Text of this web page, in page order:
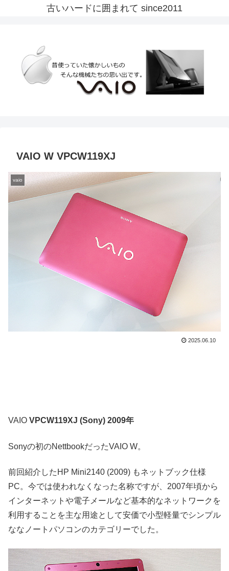
古いハードに囲まれて since2011
VAIO W VPCW119XJ
vaio
2025.06.10
VAIO VPCW119XJ (Sony) 2009年
Sonyの初のNettbookだったVAIO W。
前回紹介したHP Mini2140 (2009) もネットブック仕様
PC。今では使われなくなった名称ですが、2007年頃から
インターネットや電子メールなど基本的なネットワークを
利用することを主な用途として安価で小型軽量でシンプル
ななノートパソコンのカテゴリーでした。